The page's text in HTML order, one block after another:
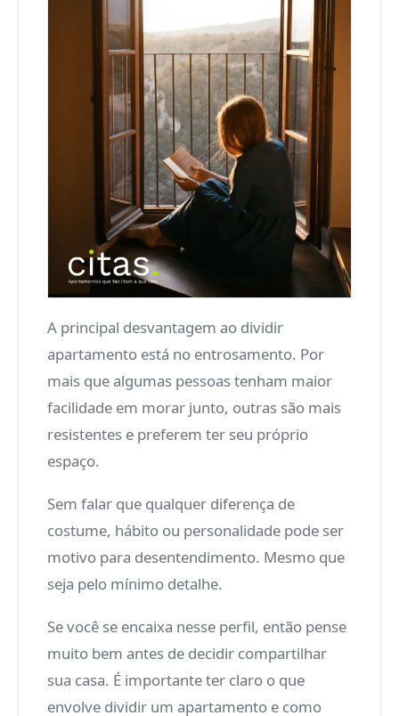
A principal desvantagem ao dividir
apartamento está no entrosamento. Por
mais que algumas pessoas tenham maior
facilidade em morar junto, outras são mais
resistentes e preferem ter seu próprio
espaço.
Sem falar que qualquer diferença de
costume, hábito ou personalidade pode ser
motivo para desentendimento. Mesmo que
seja pelo mínimo detalhe.
Se você se encaixa nesse perfil, então pense
muito bem antes de decidir compartilhar
sua casa. É importante ter claro o que
envolve dividir um apartamento e como